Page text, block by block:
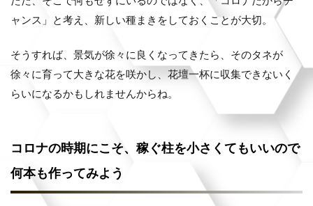
ャンス」と考え、新しい種まきをしておくことが大切。
そうすれば、景気が徐々に良くなってきたら、そのタネが
徐々に育って大きな花を咲かし、花壇一杯に収集できないく
らいになるかもしれませんからね。
コロナの時期にこそ、稼ぐ柱を小さくてもいいので
何本も作ってみよう